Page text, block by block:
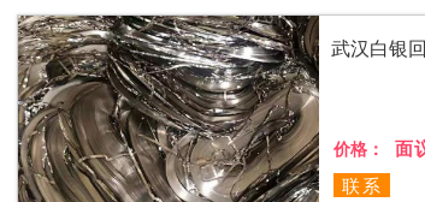
武汉白银
价格：
面
联系